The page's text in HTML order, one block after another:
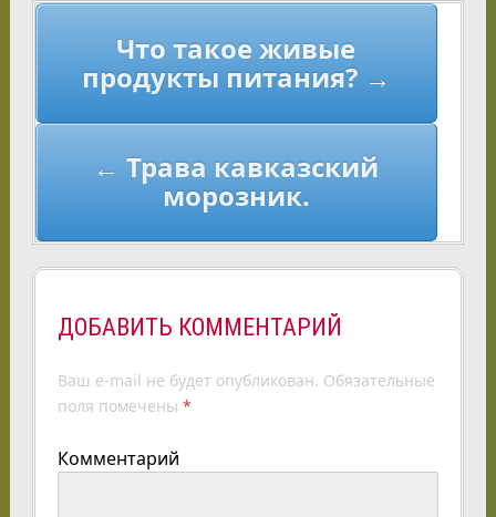
Навигация
записям
Что такое живые
продукты питания? →
← Трава кавказский
морозник.
ДОБАВИТЬ КОММЕНТАРИЙ
Ваш e-mail не будет опубликован. Обязательные
поля помечены *
Комментарий